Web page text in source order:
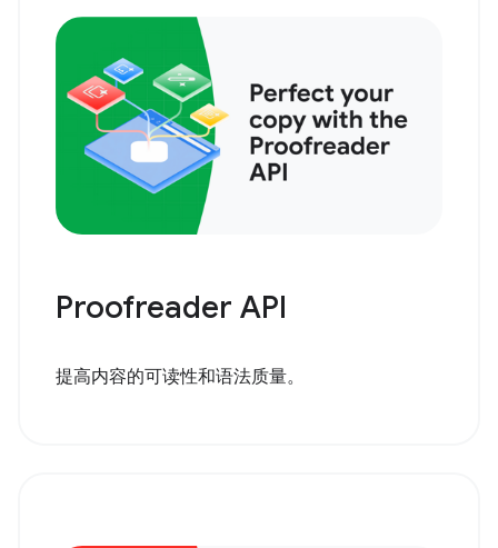
Proofreader API
提高内容的可读性和语法质量。